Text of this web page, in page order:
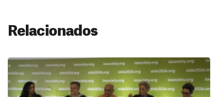
Relacionados